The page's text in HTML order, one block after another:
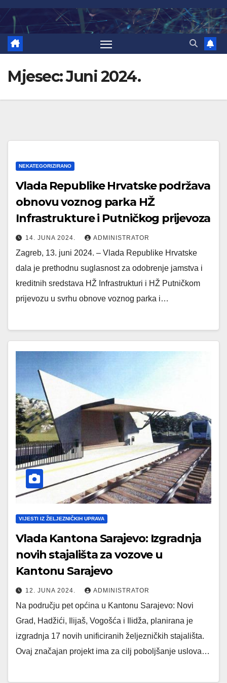
Skip
content
Mjesec:Juni 2024.
NEKATEGORIZIRANO
Vlada Republike Hrvatske podržava
obnovu voznog parka HŽ
Infrastrukture i Putničkog prijevoza
14. JUNA 2024. ADMINISTRATOR
Zagreb, 13. juni 2024. – Vlada Republike Hrvatske
dala je prethodnu suglasnost za odobrenje jamstva i
kreditnih sredstava HŽ Infrastrukturi i HŽ Putničkom
prijevozu u svrhu obnove voznog parka i…
VIJESTI IZ ŽELJEZNIČKIH UPRAVA
Vlada Kantona Sarajevo: Izgradnja
novih stajališta za vozove u
Kantonu Sarajevo
12. JUNA 2024. ADMINISTRATOR
Na području pet općina u Kantonu Sarajevo: Novi
Grad, Hadžići, Ilijaš, Vogošća i Ilidža, planirana je
izgradnja 17 novih unificiranih željezničkih stajališta.
Ovaj značajan projekt ima za cilj poboljšanje uslova…